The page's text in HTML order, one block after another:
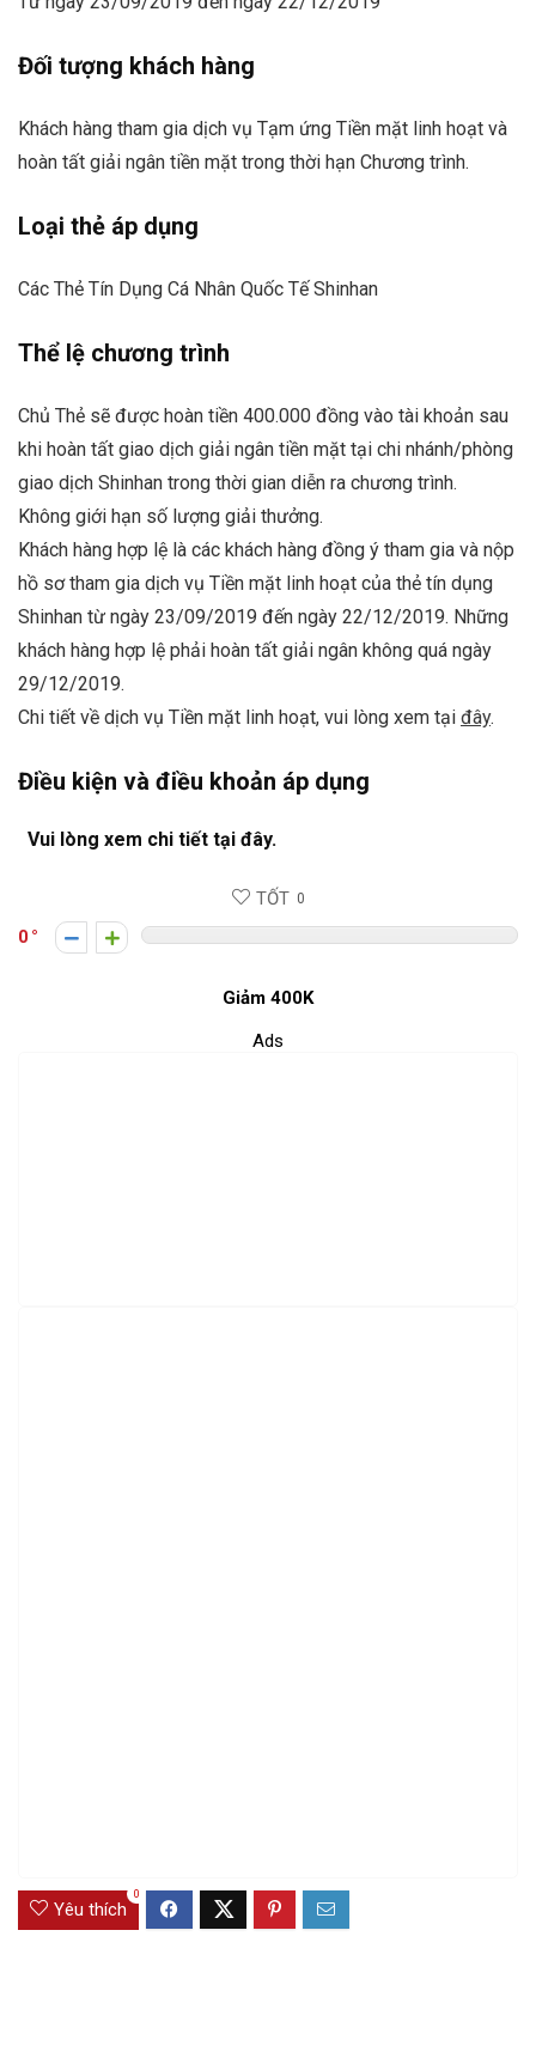
Đối tượng khách hàng
Khách hàng tham gia dịch vụ Tạm ứng Tiền mặt linh hoạt và
hoàn tất giải ngân tiền mặt trong thời hạn Chương trình.
Loại thẻ áp dụng
Các Thẻ Tín Dụng Cá Nhân Quốc Tế Shinhan
Thể lệ chương trình
Chủ Thẻ sẽ được hoàn tiền 400.000 đồng vào tài khoản sau
khi hoàn tất giao dịch giải ngân tiền mặt tại chi nhánh/phòng
giao dịch Shinhan trong thời gian diễn ra chương trình.
Không giới hạn số lượng giải thưởng.
Khách hàng hợp lệ là các khách hàng đồng ý tham gia và nộp
hồ sơ tham gia dịch vụ Tiền mặt linh hoạt của thẻ tín dụng
Shinhan từ ngày 23/09/2019 đến ngày 22/12/2019. Những
khách hàng hợp lệ phải hoàn tất giải ngân không quá ngày
29/12/2019.
Chi tiết về dịch vụ Tiền mặt linh hoạt, vui lòng xem tại đây.
Điều kiện và điều khoản áp dụng
Vui lòng xem chi tiết tại đây.
TỐT 0
0
Giảm 400K
Ads
Yêu thích
0